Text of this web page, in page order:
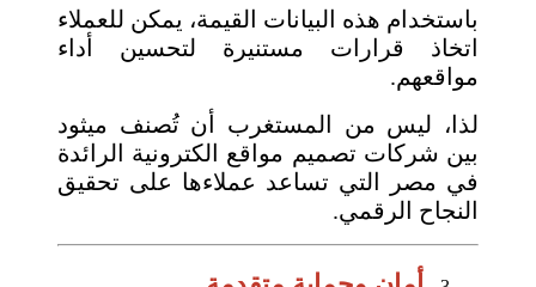
باستخدام هذه البيانات القيمة، يمكن للعملاء
اتخاذ قرارات مستنيرة لتحسين أداء
مواقعهم.
لذا، ليس من المستغرب أن تُصنف ميثود
بين شركات تصميم مواقع الكترونية الرائدة
في مصر التي تساعد عملاءها على تحقيق
النجاح الرقمي.